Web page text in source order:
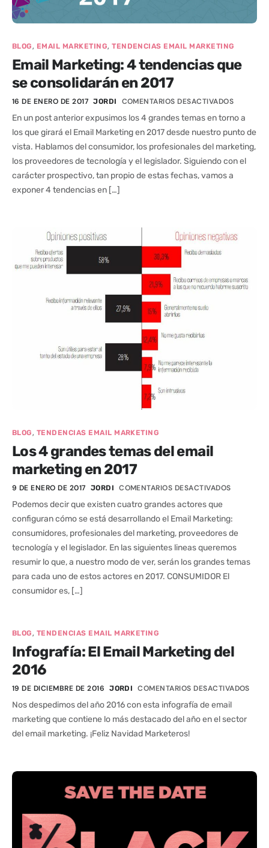
BLOG, EMAIL MARKETING,TENDENCIAS EMAIL MARKETING
Email Marketing: 4 tendencias que
se consolidarán en 2017
16 DE ENERO DE 2017 JORDI COMENTARIOS DESACTIVADOS
En un post anterior expusimos los 4 grandes temas en torno a
los que girará el Email Marketing en 2017 desde nuestro punto de
vista. Hablamos del consumidor, los profesionales del marketing,
los proveedores de tecnología y el legislador. Siguiendo con el
carácter prospectivo, tan propio de estas fechas, vamos a
exponer 4 tendencias en […]
BLOG, TENDENCIAS EMAIL MARKETING
Los 4 grandes temas del email
marketing en 2017
9 DE ENERO DE 2017 JORDI COMENTARIOS DESACTIVADOS
Podemos decir que existen cuatro grandes actores que
configuran cómo se está desarrollando el Email Marketing:
consumidores, profesionales del marketing, proveedores de
tecnología y el legislador. En las siguientes lineas queremos
resumir lo que, a nuestro modo de ver, serán los grandes temas
para cada uno de estos actores en 2017. CONSUMIDOR El
consumidor es, […]
BLOG, TENDENCIAS EMAIL MARKETING
Infografía: El Email Marketing del
2016
19 DE DICIEMBRE DE 2016 JORDI COMENTARIOS DESACTIVADOS
Nos despedimos del año 2016 con esta infografía de email
marketing que contiene lo más destacado del año en el sector
del email marketing. ¡Feliz Navidad Marketeros!